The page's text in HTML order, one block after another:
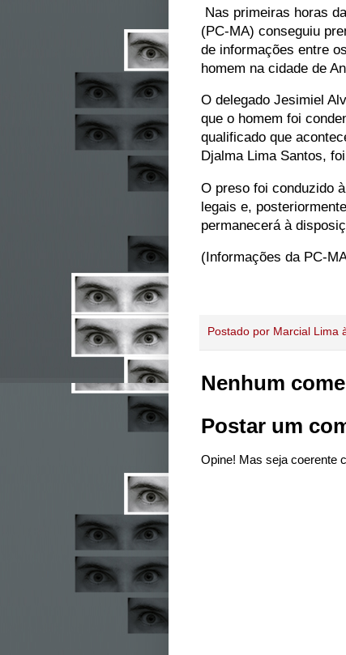
Nas primeiras horas
(PC-MA) conseguiu
de informações entre
homem na cidade de
O delegado Jesimiel
que o homem foi
qualificado que
Djalma Lima Santos,
O preso foi conduzido
legais e,
permanecerá à
(Informações da PC-
Postado por Marcial Lima
Nenhum
Postar um
Opine! Mas seja coerente